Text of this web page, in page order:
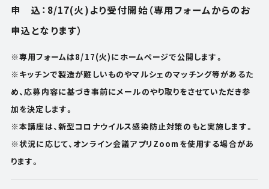
申 込：8/17(火)より受付開始（専用フォームからのお
申込となります）
※専用フォームは8/17(火)にホームページで公開します。
※キッチンで製造が難しいものやマルシェのマッチング等があるた
め、応募内容に基づき事前にメールのやり取りをさせていただき参
加を決定します。
※本講座は、新型コロナウイルス感染防止対策のもと実施します。
※状況に応じて、オンライン会議アプリZoomを使用する場合があ
ります。